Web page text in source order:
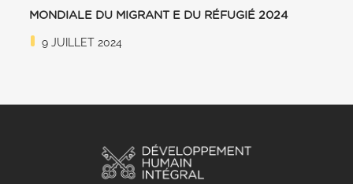
MONDIALE DU MIGRANT E DU RÉFUGIÉ 2024
9 JUILLET 2024